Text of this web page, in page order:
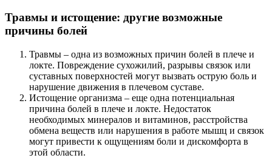
Травмы и истощение: другие возможные
причины болей
Травмы – одна из возможных причин болей в плече и
локте. Повреждение сухожилий, разрывы связок или
суставных поверхностей могут вызвать острую боль и
нарушение движения в плечевом суставе.
Истощение организма – еще одна потенциальная
причина болей в плече и локте. Недостаток
необходимых минералов и витаминов, расстройства
обмена веществ или нарушения в работе мышц и связок
могут привести к ощущениям боли и дискомфорта в
этой области.